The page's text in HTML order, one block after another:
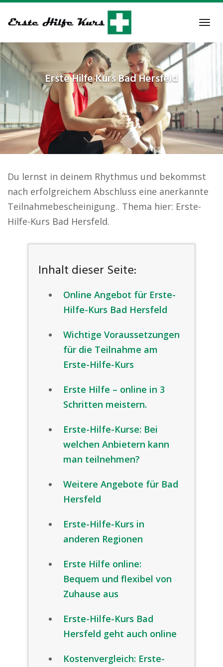
to
content
Erste Hilfe KursBad Hersfeld
Du lernst in deinem Rhythmus und bekommst
nach erfolgreichem Abschluss eine anerkannte
Teilnahmebescheinigung.. Thema hier: Erste-
Hilfe-Kurs Bad Hersfeld.
Inhalt dieser Seite:
Online Angebot für Erste-
Hilfe-Kurs Bad Hersfeld
Wichtige Voraussetzungen
für die Teilnahme am
Erste-Hilfe-Kurs
Erste Hilfe – online in 3
Schritten meistern.
Erste-Hilfe-Kurse: Bei
welchen Anbietern kann
man teilnehmen?
Weitere Angebote für Bad
Hersfeld
Erste-Hilfe-Kurs in
anderen Regionen
Erste Hilfe online:
Bequem und flexibel von
Zuhause aus
Erste-Hilfe-Kurs Bad
Hersfeld geht auch online
Kostenvergleich: Erste-